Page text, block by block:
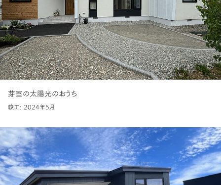
芽室の太陽光のおうち
竣工: 2024年5月